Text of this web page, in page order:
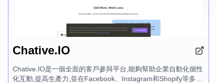
Chative.IO
Chative.IO是一個全面的客戶參與平台,能夠幫助企業自動化個性
化互動,提高生產力,並在Facebook、Instagram和Shopify等多個